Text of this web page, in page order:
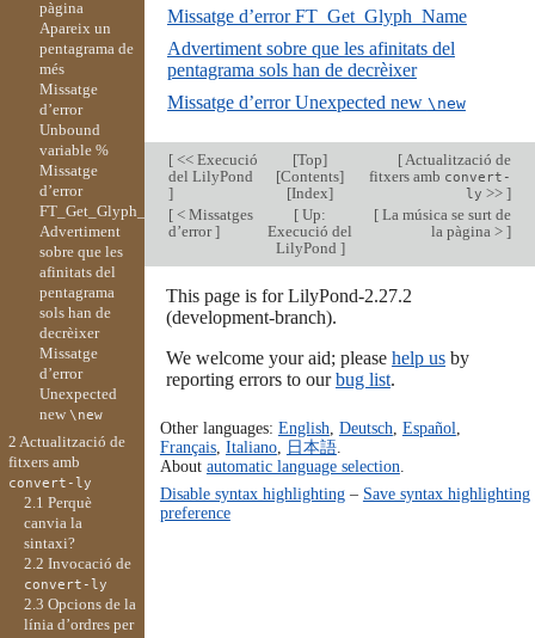
Missatge d’error FT_Get_Glyph_Name
Advertiment sobre que les afinitats del
pentagrama sols han de decrèixer
Missatge d’error Unexpected new \new
[<< Execució
del LilyPond
]
[Top]
[Contents]
[Index]
[Actualització de
fitxers amb convert-
ly >> ]
[< Missatges
d’error]
[ Up:
Execució del
LilyPond ]
[La música se surt de
la pàgina > ]
This page is for LilyPond-2.27.2
(development-branch).
We welcome your aid; please help usby
reporting errors to ourbug list.
Other languages: English Deutsch Español
Français, Italiano, 日本語.
About automatic language selection
Disable syntax highlighting– Save syntax highlighting
preference
pàgina
Apareix un
pentagrama de
més
Missatge
d’error
Unbound
variable %
Missatge
d’error
FT_Get_Glyph_Name
Advertiment
sobre que les
afinitats del
pentagrama
sols han de
decrèixer
Missatge
d’error
Unexpected
new\new
2 Actualització de
fitxers amb
convert-ly
2.1 Perquè
canvia la
sintaxi?
2.2 Invocació de
convert-ly
2.3 Opcions de la
línia d’ordres per